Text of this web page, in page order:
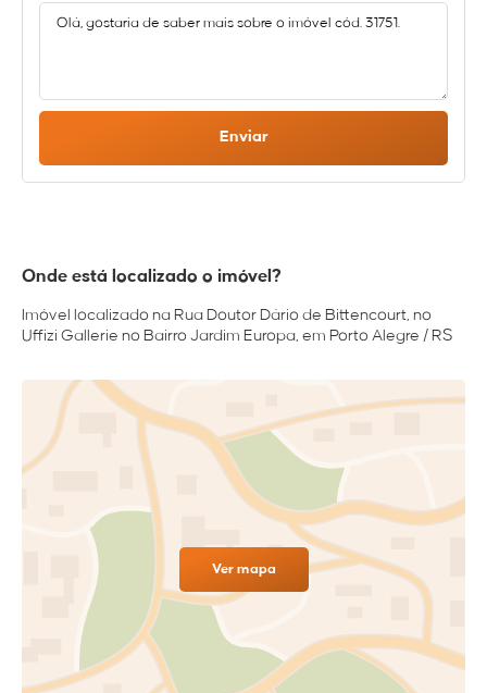
Enviar
Onde está localizado o imóvel?
Imóvel localizado na Rua Doutor Dário de Bittencourt, no
Uffizi Gallerie no Bairro Jardim Europa, em Porto Alegre / RS
Ver mapa